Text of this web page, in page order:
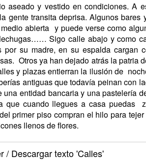
y vestido en condiciones. A
transita deprisa. Algunos bares
abierta y puede verse como
Sigo calle abajo y como
su madre, en su espalda cargan
Otros ya han dejado atrás la patria
y plazas entierran la ilusión de
antiguas que todavía peinan con
entidad bancaria y una pastelería
cuando llegues a casa puedas
primer piso compran el hilo para
llenos de flores.
/ Descargar texto'Calles'